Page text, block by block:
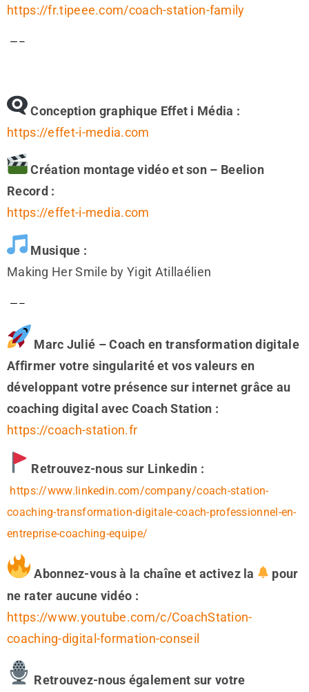
https://fr.tipeee.com/coach-station-family
—–
Conception graphique Effet i Média :
https://effet-i-media.com
Création montage vidéo et son – Beelion
Record :
https://effet-i-media.com
Musique :
Making Her Smile by Yigit Atillaélien
—–
Marc Julié – Coach en transformation digitale
Affirmer votre singularité et vos valeurs en
développant votre présence sur internet grâce au
coaching digital avec Coach Station :
https://coach-station.fr
Retrouvez-nous sur Linkedin :
https://www.linkedin.com/company/coach-station-
coaching-transformation-digitale-coach-professionnel-en-
entreprise-coaching-equipe/
Abonnez-vous à la chaîne et activez la
pour
ne rater aucune vidéo :
https://www.youtube.com/c/CoachStation-
coaching-digital-formation-conseil
Retrouvez-nous également sur votre